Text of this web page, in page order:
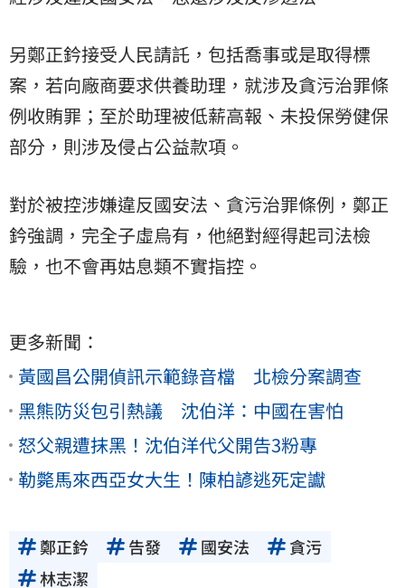
另鄭正鈐接受人民請託，包括喬事或是取得標
案，若向廠商要求供養助理，就涉及貪污治罪條
例收賄罪；至於助理被低薪高報、未投保勞健保
部分，則涉及侵占公益款項。
對於被控涉嫌違反國安法、貪污治罪條例，鄭正
鈐強調，完全子虛烏有，他絕對經得起司法檢
驗，也不會再姑息類不實指控。
更多新聞：
黃國昌公開偵訊示範錄音檔 北檢分案調查
黑熊防災包引熱議 沈伯洋：中國在害怕
怒父親遭抹黑！沈伯洋代父開告3粉專
勒斃馬來西亞女大生！陳柏諺逃死定讞
鄭正鈐 告發 國安法
貪污
林志潔